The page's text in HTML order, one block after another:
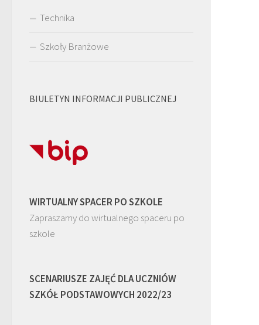
Technika
Szkoły Branżowe
BIULETYN INFORMACJI PUBLICZNEJ
WIRTUALNY SPACER PO SZKOLE
Zapraszamy do wirtualnego spaceru po
szkole
SCENARIUSZE ZAJĘĆ DLA UCZNIÓW
SZKÓŁ PODSTAWOWYCH 2022/23